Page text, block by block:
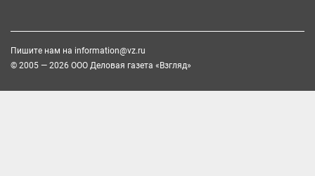
Пишите нам на information@vz.ru
© 2005 — 2026 ООО Деловая газета «Взгляд»